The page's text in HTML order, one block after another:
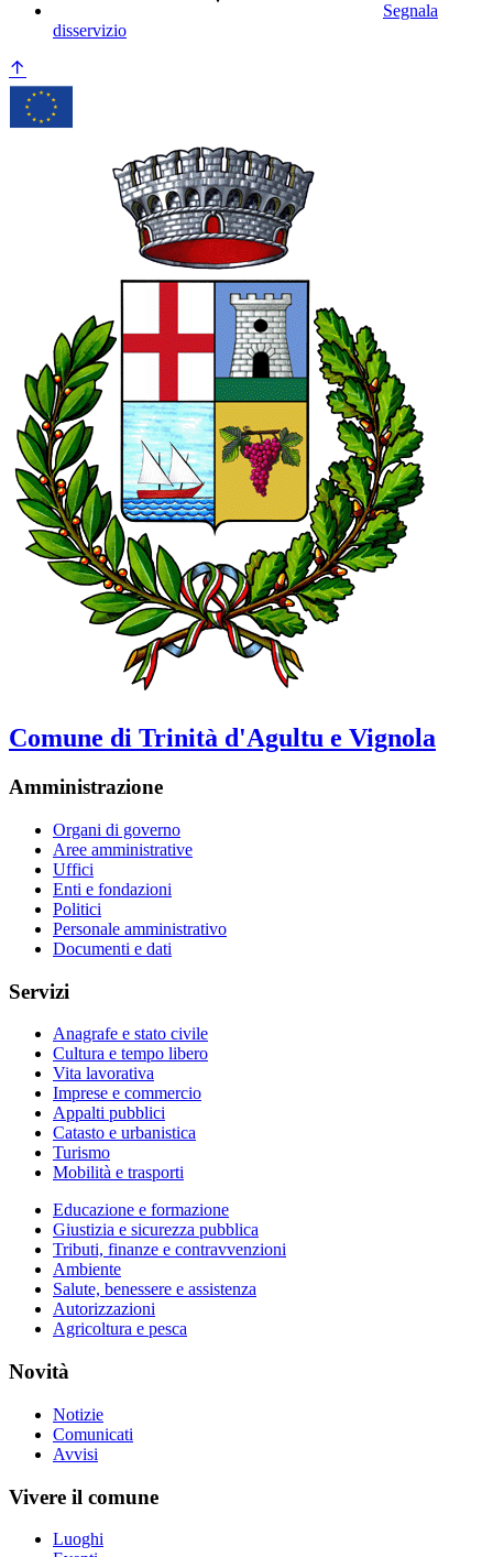
Segnala
disservizio
Comune di Trinità d'Agultu e Vignola
Amministrazione
Organi di governo
Aree amministrative
Uffici
Enti e fondazioni
Politici
Personale amministrativo
Documenti e dati
Servizi
Anagrafe e stato civile
Cultura e tempo libero
Vita lavorativa
Imprese e commercio
Appalti pubblici
Catasto e urbanistica
Turismo
Mobilità e trasporti
Educazione e formazione
Giustizia e sicurezza pubblica
Tributi, finanze e contravvenzioni
Ambiente
Salute, benessere e assistenza
Autorizzazioni
Agricoltura e pesca
Novità
Notizie
Comunicati
Avvisi
Vivere il comune
Luoghi